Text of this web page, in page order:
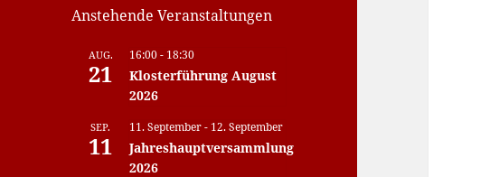
Anstehende Veranstaltungen
AUG.
21
16:00- 18:30
Klosterführung August
2026
SEP.
11
11. September- 12. September
Jahreshauptversammlung
2026